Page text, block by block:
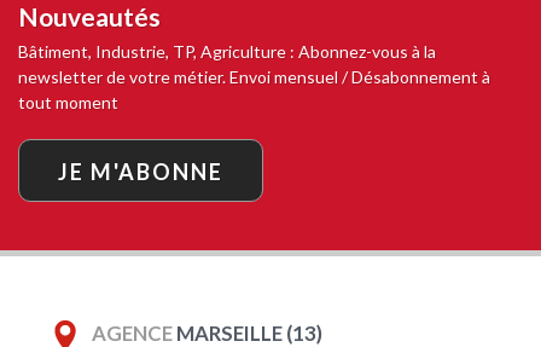
Nouveautés
Bâtiment, Industrie, TP, Agriculture : Abonnez-vous à la
newsletter de votre métier. Envoi mensuel / Désabonnement à
tout moment
JE M'ABONNE
AGENCEMARSEILLE (13)